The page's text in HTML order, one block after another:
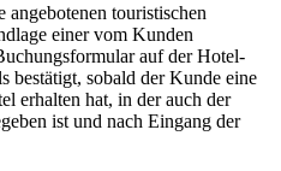
touristischen
einer vom Kunden
auf der Hotel-
bestätigt, sobald der Kunde eine
erhalten hat, in der auch der
ist und nach Eingang der